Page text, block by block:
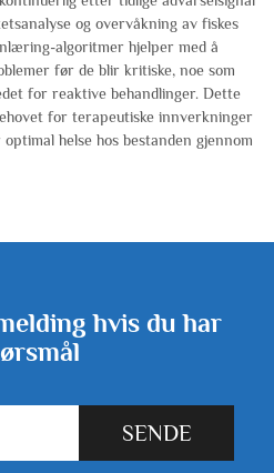
og overvåkning av fiskes
algoritmer hjelper med å
før de blir kritiske, noe som
for reaktive behandlinger. Dette
for terapeutiske innverkninger
helse hos bestanden gjennom
hvis du har
SENDE